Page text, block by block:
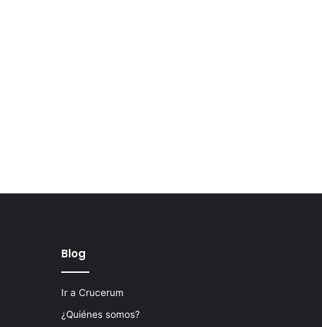
Blog
Ir a Crucerum
¿Quiénes somos?